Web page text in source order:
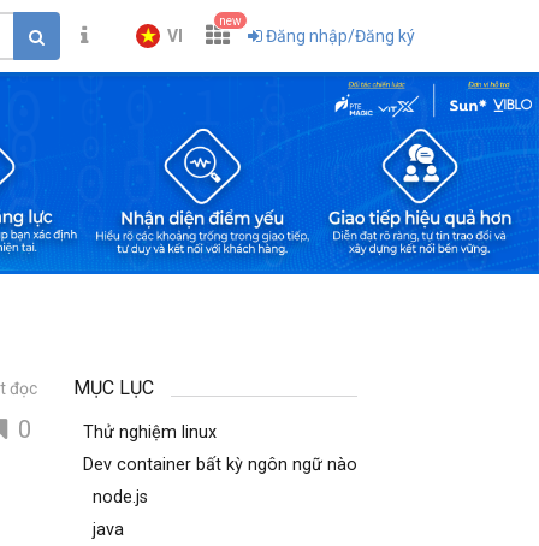
VI
new
Đăng nhập/Đăng ký
đọc
0
MỤC LỤC
Thử nghiệm linux
Dev container bất kỳ ngôn ngữ nào
node.js
java